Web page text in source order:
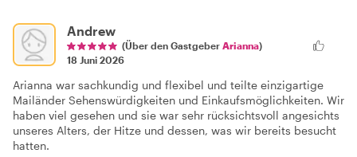
Andrew
(Über den Gastgeber Arianna)
18 Juni 2026
Arianna war sachkundig und flexibel und teilte einzigartige
Mailänder Sehenswürdigkeiten und Einkaufsmöglichkeiten. Wir
haben viel gesehen und sie war sehr rücksichtsvoll angesichts
unseres Alters, der Hitze und dessen, was wir bereits besucht
hatten.